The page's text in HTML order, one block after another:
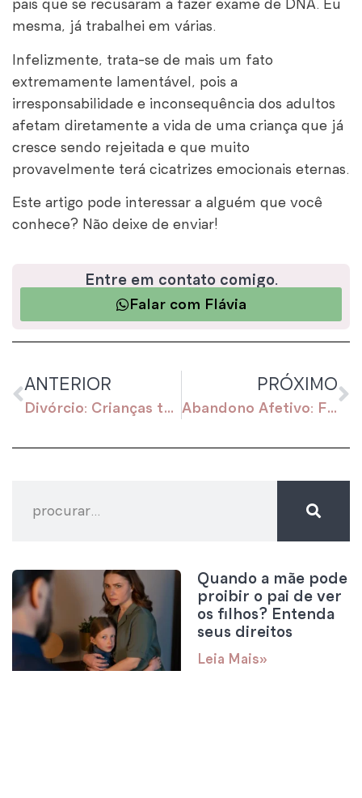
pais que se recusaram a fazer exame de DNA. Eu
mesma, já trabalhei em várias.
Infelizmente, trata-se de mais um fato
extremamente lamentável, pois a
irresponsabilidade e inconsequência dos adultos
afetam diretamente a vida de uma criança que já
cresce sendo rejeitada e que muito
provavelmente terá cicatrizes emocionais eternas.
Este artigo pode interessar a alguém que você
conhece? Não deixe de enviar!
Entre em contato comigo.
Falar com Flávia
ANTERIOR
Divórcio: Crianças tem direito a ter paz!
PRÓXIMO
Abandono Afetivo: Filhos Órfãos de Pais Vivos
Quando a mãe pode
proibir o pai de ver
os filhos? Entenda
seus direitos
Leia Mais»